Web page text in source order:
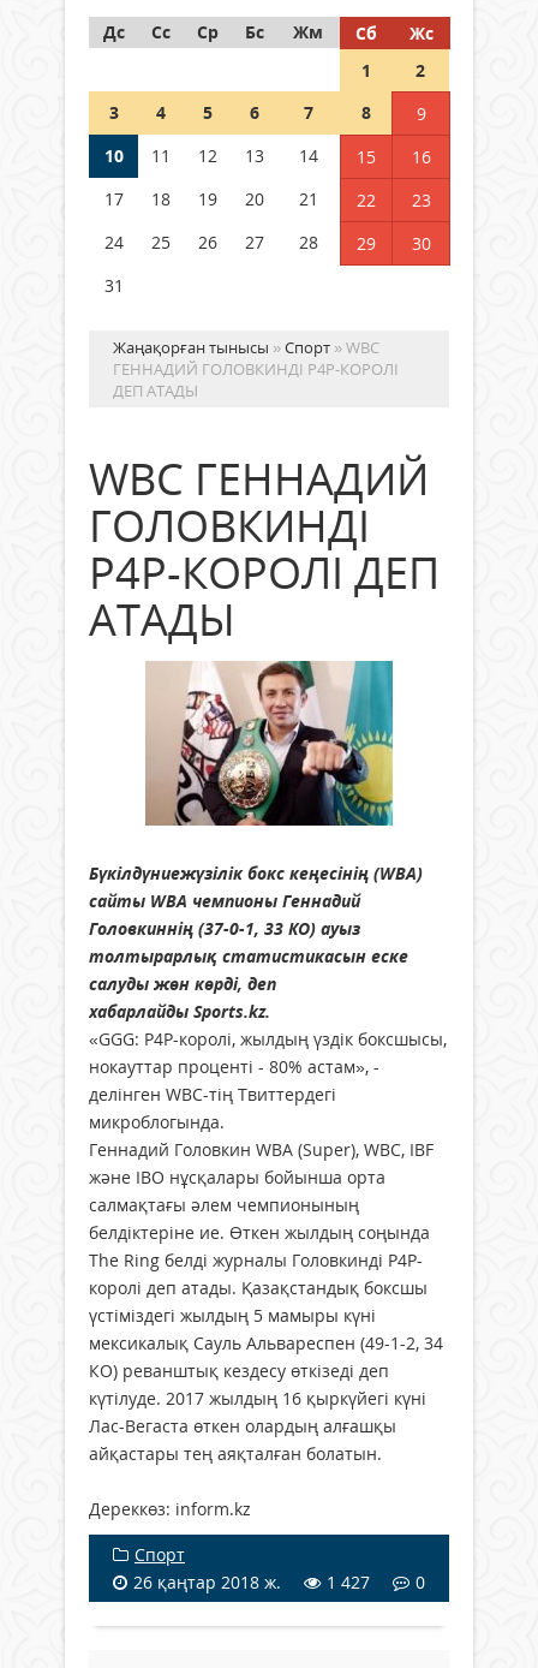
05 тамыз 2026 ж. 168
Шетелде жүрген Қазақстан
азаматтары қалай дауыс бере
05 тамыз 2026 ж.
Дс
Сс Ср Бс Жм Сб
Жс
1
2
3
4 5 6 7 8
9
10
11 12 13 14 15
16
17
18 19 20 21 22
23
24
25 26 27 28 29
30
31
Жаңақорған тынысы »Спорт » WBC
ГЕННАДИЙ ГОЛОВКИНДІ P4P-КОРОЛІ
ДЕП АТАДЫ
WBC ГЕННАДИЙ
ГОЛОВКИНДІ
P4P-КОРОЛІ ДЕП
АТАДЫ
Бүкілдүниежүзілік бокс кеңесінің (WBA)
сайты WBA чемпионы Геннадий
Головкиннің (37-0-1, 33 КО) ауыз
толтырарлық статистикасын еске
салуды жөн көрді, деп
хабарлайды Sports.kz.
«GGG: P4P-королі, жылдың үздік боксшысы,
нокауттар проценті - 80% астам», -
делінген WBC-тің Твиттердегі
микроблогында.
Геннадий Головкин WBA (Super), WBC, IBF
және IBO нұсқалары бойынша орта
салмақтағы әлем чемпионының
белдіктеріне ие. Өткен жылдың соңында
The Ring белді журналы Головкинді P4P-
королі деп атады. Қазақстандық боксшы
үстіміздегі жылдың 5 мамыры күні
мексикалық Сауль Альвареспен (49-1-2, 34
КО) реванштық кездесу өткізеді деп
күтілуде. 2017 жылдың 16 қыркүйегі күні
Лас-Вегаста өткен олардың алғашқы
айқастары тең аяқталған болатын.
Дереккөз: inform.kz
Спорт
26 қаңтар 2018 ж.
1 427 0